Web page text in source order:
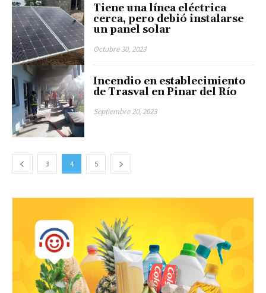
Tiene una línea eléctrica
cerca, pero debió instalarse
un panel solar
Octubre 30, 2023
Incendio en establecimiento
de Trasval en Pinar del Río
Septiembre 20, 2023
3 4 5